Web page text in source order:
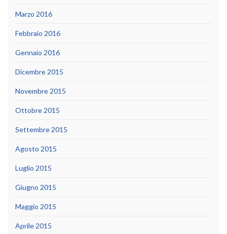
Marzo 2016
Febbraio 2016
Gennaio 2016
Dicembre 2015
Novembre 2015
Ottobre 2015
Settembre 2015
Agosto 2015
Luglio 2015
Giugno 2015
Maggio 2015
Aprile 2015